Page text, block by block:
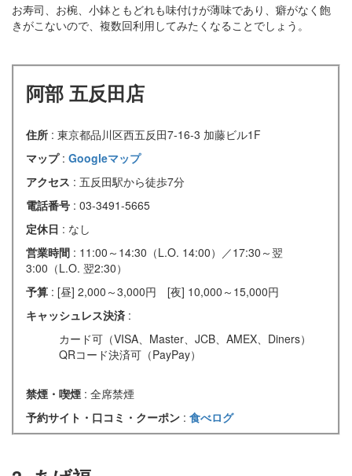
お寿司、お椀、小鉢ともどれも味付けが薄味であり、癖がなく飽
きがこないので、複数回利用してみたくなることでしょう。
阿部 五反田店
住所 : 東京都品川区西五反田7-16-3 加藤ビル1F
マップ : Googleマップ
アクセス : 五反田駅から徒歩7分
電話番号 : 03-3491-5665
定休日 : なし
営業時間 : 11:00～14:30（L.O. 14:00）／17:30～翌
3:00（L.O. 翌2:30）
予算 : [昼] 2,000～3,000円 [夜] 10,000～15,000円
キャッシュレス決済 :
カード可（VISA、Master、JCB、AMEX、Diners）
QRコード決済可（PayPay）
禁煙・喫煙 : 全席禁煙
予約サイト・口コミ・クーポン : 食べログ